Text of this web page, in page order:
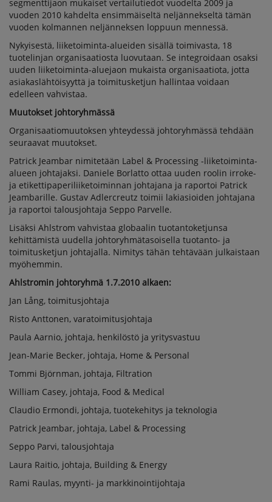
segmenttijaon mukaiset vertailutiedot vuodelta 2009 ja
vuoden 2010 kahdelta ensimmäiseltä neljännekseltä tämän
vuoden kolmannen neljänneksen loppuun mennessä.
Nykyisestä, liiketoiminta-alueiden sisällä toimivasta, 18
tuotelinjan organisaatiosta luovutaan. Se integroidaan osaksi
uuden liiketoiminta-aluejaon mukaista organisaatiota, jotta
asiakaslähtöisyyttä ja toimitusketjun hallintaa voidaan
edelleen vahvistaa.
Muutokset johtoryhmässä
Organisaatiomuutoksen yhteydessä johtoryhmässä tehdään
seuraavat muutokset.
Patrick Jeambar nimitetään Label & Processing -liiketoiminta-
alueen johtajaksi. Daniele Borlatto ottaa uuden roolin irroke-
ja etikettipaperiliiketoiminnan johtajana ja raportoi Patrick
Jeambarille. Gustav Adlercreutz toimii lakiasioiden johtajana
ja raportoi talousjohtaja Seppo Parvelle.
Lisäksi Ahlstrom vahvistaa globaalin tuotantoketjunsa
kehittämistä uudella johtoryhmätasoisella tuotanto- ja
toimitusketjun johtajalla. Nimitys tähän tehtävään julkaistaan
myöhemmin.
Ahlstromin johtoryhmä 1.7.2010 alkaen:
Jan Lång, toimitusjohtaja
Risto Anttonen, varatoimitusjohtaja
Paula Aarnio, johtaja, henkilöstö ja yritysvastuu
Jean-Marie Becker, johtaja, Home & Personal
Tommi Björnman, johtaja, Filtration
William Casey, johtaja, Food & Medical
Claudio Ermondi, johtaja, tuotekehitys ja teknologia
Patrick Jeambar, johtaja, Label & Processing
Seppo Parvi, talousjohtaja
Laura Raitio, johtaja, Building & Energy
Rami Raulas, myynti- ja markkinointijohtaja